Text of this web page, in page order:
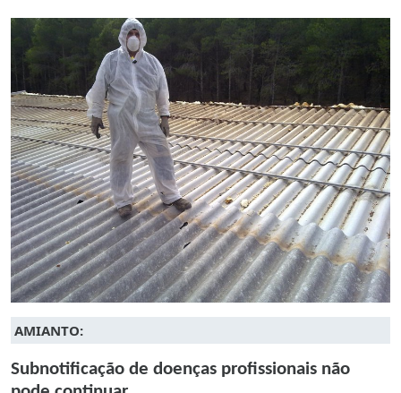
AMIANTO:
Subnotificação de doenças profissionais não